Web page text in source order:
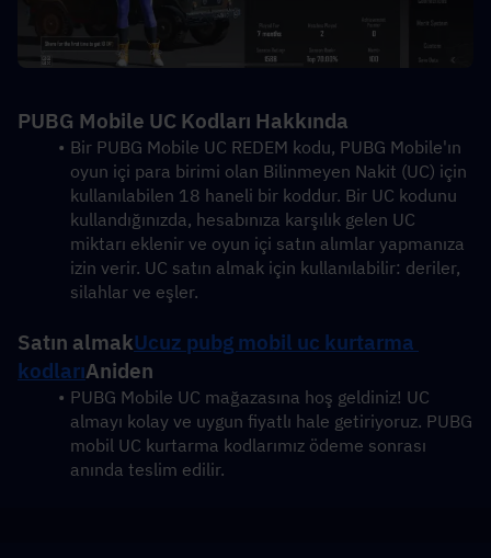
PUBG Mobile UC Kodları Hakkında
Bir PUBG Mobile UC REDEM kodu, PUBG Mobile'ın
oyun içi para birimi olan Bilinmeyen Nakit (UC) için
kullanılabilen 18 haneli bir koddur. Bir UC kodunu
kullandığınızda, hesabınıza karşılık gelen UC
miktarı eklenir ve oyun içi satın alımlar yapmanıza
izin verir. UC satın almak için kullanılabilir: deriler,
silahlar ve eşler.
Satın almakUcuz pubg mobil uc kurtarma
kodlarıAniden
PUBG Mobile UC mağazasına hoş geldiniz! UC
almayı kolay ve uygun fiyatlı hale getiriyoruz. PUBG
mobil UC kurtarma kodlarımız ödeme sonrası
anında teslim edilir.